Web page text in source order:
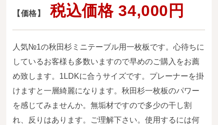
オーダー加工について
当店の考え方
広葉樹一枚板
【価格】 税込価格 34,000円
人気№1の秋田杉ミニテーブル用一枚板です。心待ちに
しているお客様も多数いますので早めのご購入をお薦
め致します。1LDKに合うサイズです。プレーナーを掛
けますと一層綺麗になります。秋田杉一枚板のパワー
を感じてみませんか。無垢材ですので多少の干し割
れ、反りはあります。ご理解下さい。使用するには何